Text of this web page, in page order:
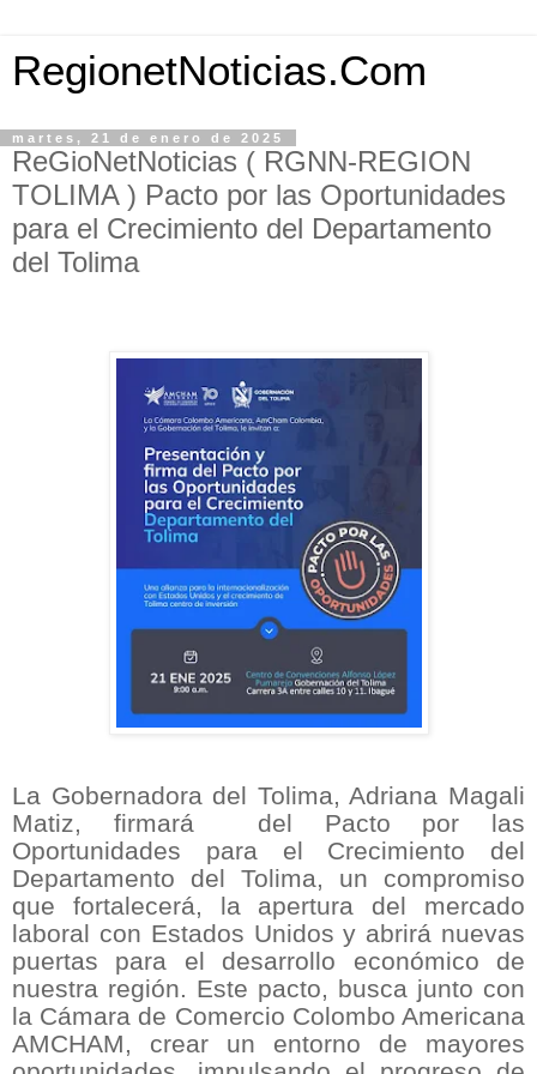
RegionetNoticias.Com
martes, 21 de enero de 2025
ReGioNetNoticias ( RGNN-REGION
TOLIMA ) Pacto por las Oportunidades
para el Crecimiento del Departamento
del Tolima
La Gobernadora del Tolima, Adriana Magali
Matiz, firmará
del Pacto por las
Oportunidades para el Crecimiento del
Departamento del Tolima, un compromiso
que fortalecerá, la apertura del mercado
laboral con Estados Unidos y abrirá nuevas
puertas para el desarrollo económico de
nuestra región. Este pacto, busca junto con
la Cámara de Comercio Colombo Americana
AMCHAM, crear un entorno de mayores